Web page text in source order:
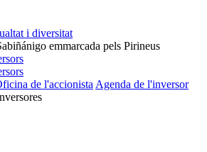
i diversitat
de l'accionista Agenda de l'inversor